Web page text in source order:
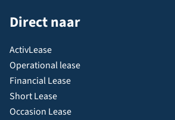
Direct naar
ActivLease
Operational lease
Financial Lease
Short Lease
Occasion Lease